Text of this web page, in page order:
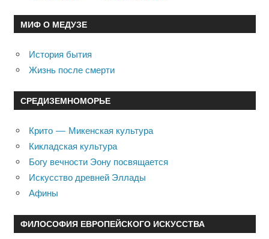
МИФ О МЕДУЗЕ
История бытия
Жизнь после смерти
СРЕДИЗЕМНОМОРЬЕ
Крито — Микенская культура
Кикладская культура
Богу вечности Эону посвящается
Искусство древней Эллады
Афины
ФИЛОСОФИЯ ЕВРОПЕЙСКОГО ИСКУССТВА